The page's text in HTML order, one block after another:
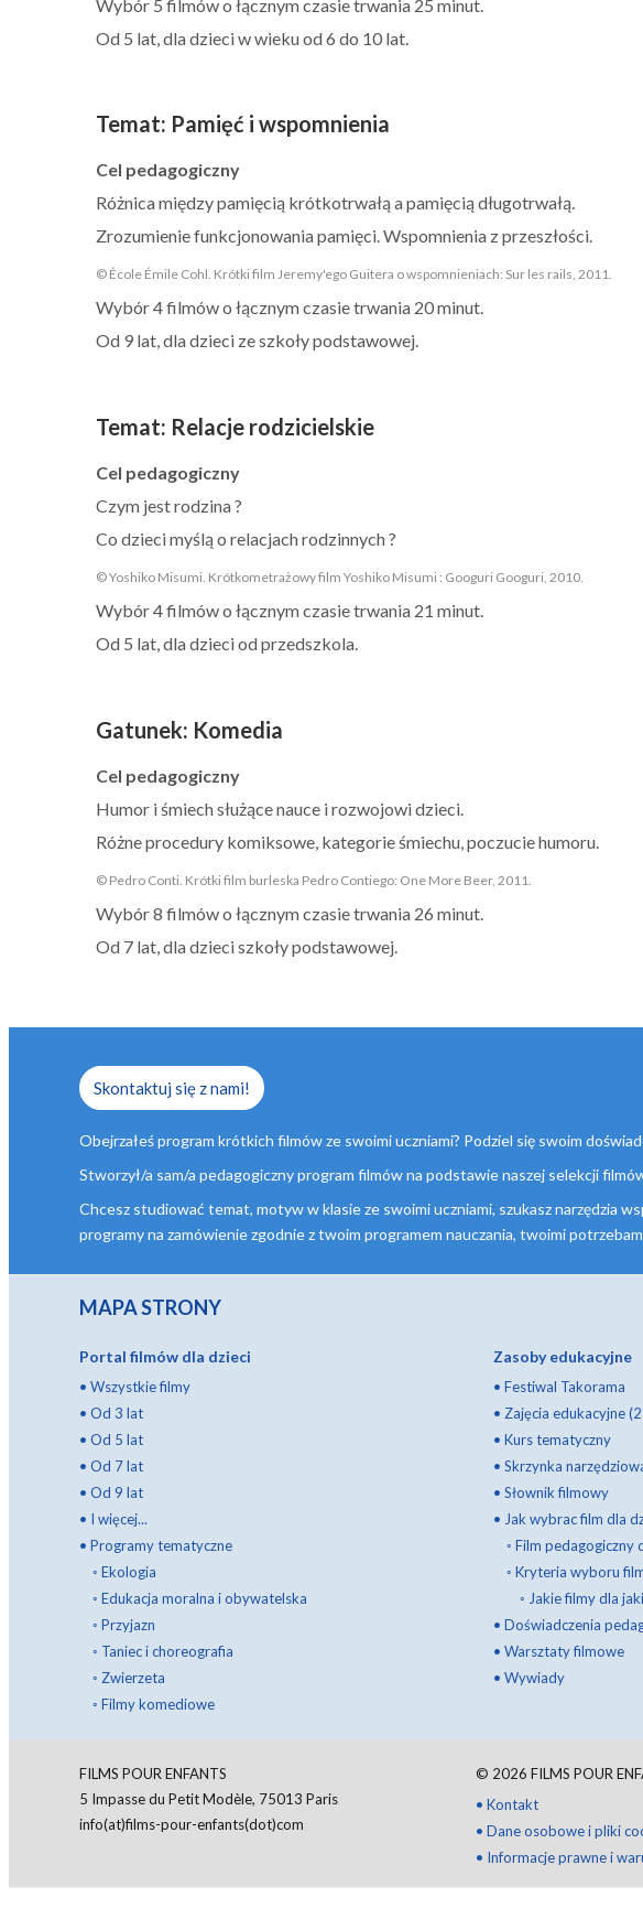
Wybór 5 filmów o łącznym czasie trwania 25 minut.
Od 5 lat, dla dzieci w wieku od 6 do 10 lat.
Temat: Pamięć i wspomnienia
Cel pedagogiczny
Różnica między pamięcią krótkotrwałą a pamięcią długotrwałą.
Zrozumienie funkcjonowania pamięci. Wspomnienia z przeszłości.
© École Émile Cohl. Krótki film Jeremy'ego Guitera o wspomnieniach: Sur les rails, 2011.
Wybór 4 filmów o łącznym czasie trwania 20 minut.
Od 9 lat, dla dzieci ze szkoły podstawowej.
Temat: Relacje rodzicielskie
Cel pedagogiczny
Czym jest rodzina ?
Co dzieci myślą o relacjach rodzinnych ?
© Yoshiko Misumi. Krótkometrażowy film Yoshiko Misumi : Googuri Googuri, 2010.
Wybór 4 filmów o łącznym czasie trwania 21 minut.
Od 5 lat, dla dzieci od przedszkola.
Gatunek: Komedia
Cel pedagogiczny
Humor i śmiech służące nauce i rozwojowi dzieci.
Różne procedury komiksowe, kategorie śmiechu, poczucie humoru.
© Pedro Conti. Krótki film burleska Pedro Contiego: One More Beer, 2011.
Wybór 8 filmów o łącznym czasie trwania 26 minut.
Od 7 lat, dla dzieci szkoły podstawowej.
Skontaktuj się z nami!
Obejrzałeś program krótkich filmów ze swoimi uczniami? Podziel się swoim
Stworzył/a sam/a pedagogiczny program filmów na podstawie naszej selekcji
Chcesz studiować temat, motyw w klasie ze swoimi uczniami, szukasz narzędzia
programy na zamówienie zgodnie z twoim programem nauczania, twoimi
MAPA STRONY
Portal filmów dla dzieci
• Wszystkie filmy
• Od 3 lat
• Od 5 lat
• Od 7 lat
• Od 9 lat
• I więcej...
• Programy tematyczne
◦ Ekologia
◦ Edukacja moralna i obywatelska
◦ Przyjazn
◦ Taniec i choreografia
◦ Zwierzeta
◦ Filmy komediowe
Zasoby edukacyjne
• Festiwal Takorama
• Zajęcia edukacyjne
• Kurs tematyczny
• Skrzynka
• Słownik filmowy
• Jak wybrac film dla
◦ Film pedagogiczny
◦ Kryteria wyboru
◦ Jakie filmy dla
• Doświadczenia
• Warsztaty filmowe
• Wywiady
FILMS POUR ENFANTS
5 Impasse du Petit Modèle, 75013 Paris
info(at)films-pour-enfants(dot)com
© 2026 FILMS POUR
• Kontakt
• Dane osobowe i pliki
• Informacje prawne i